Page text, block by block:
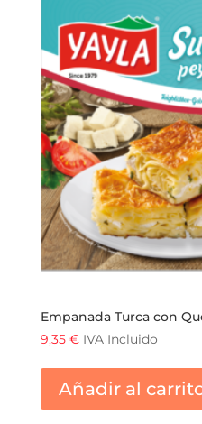
Empanada Turca con
9,35 € IVA Incluido
Añadir al